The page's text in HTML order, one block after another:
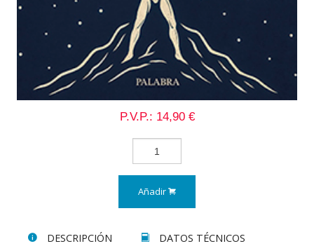
P.V.P.: 14,90 €
Añadir
DESCRIPCIÓN DATOS TÉCNICOS